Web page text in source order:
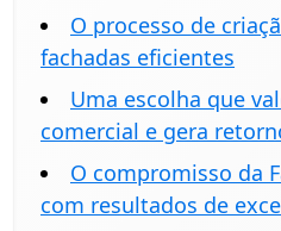
O processo de
fachadas eficientes
Uma escolha que
comercial e gera
O compromisso da
com resultados de